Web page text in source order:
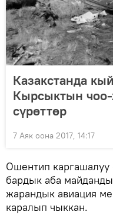
Казакстанда
Кырсыктын
сүрөттөр
7 Аяк оона 2017, 14:17
Ошентип каргашалуу
бардык аба
жарандык авиация
каралып чыккан.